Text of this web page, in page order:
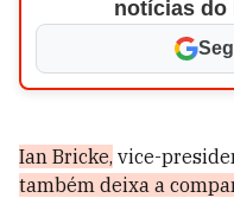
notícias do
Ian Bricke, vice-
também deixa a